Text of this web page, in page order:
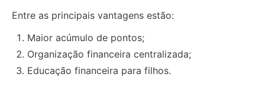
Entre as principais vantagens estão:
Maior acúmulo de pontos;
Organização financeira centralizada;
Educação financeira para filhos.